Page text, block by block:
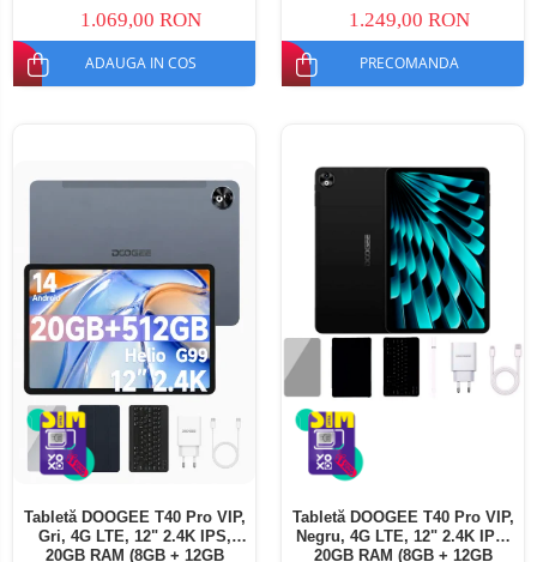
Stylus, Face Unlock, Dual SIM
1.069,00 RON
ADAUGA IN COS
1.249,00 RON
PRECOMANDA
Tabletă DOOGEE T40 Pro VIP,
Gri, 4G LTE, 12" 2.4K IPS,
20GB RAM (8GB + 12GB
Tabletă DOOGEE T40 Pro VIP,
Negru, 4G LTE, 12" 2.4K IPS,
20GB RAM (8GB + 12GB